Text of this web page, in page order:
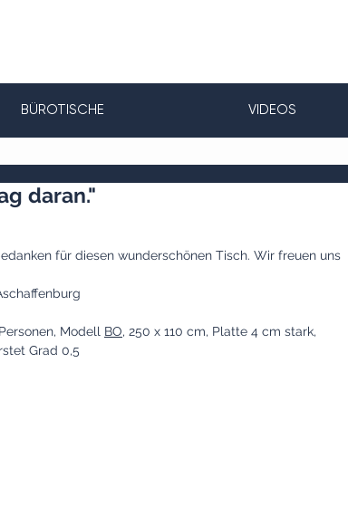
BÜROTISCHE VIDEOS
daran."
für diesen wunderschönen Tisch. Wir freuen uns
Modell BO, 250 x 110 cm, Platte 4 cm stark,
Grad 0,5